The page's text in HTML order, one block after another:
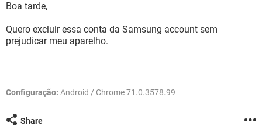
GUIA DE COMPRAS
GUIA DE COMPRAS
CELULAR
OUTLOOK EXCEL
INSTAGRAM
Boa tarde,
Quero excluir essa conta da Samsung account sem
prejudicar meu aparelho.
Configuração: Android / Chrome 71.0.3578.99
Share